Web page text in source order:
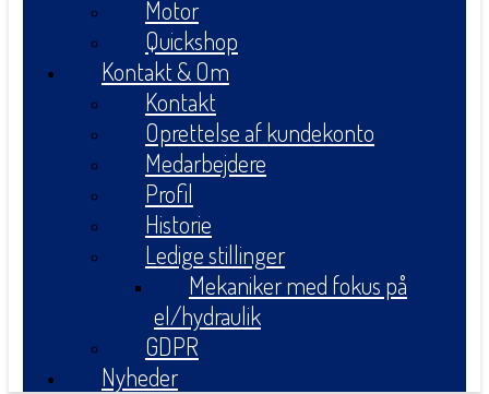
Motor
Quickshop
Kontakt & Om
Kontakt
Oprettelse af kundekonto
Medarbejdere
Profil
Historie
Ledige stillinger
Mekaniker med fokus på
el/hydraulik
GDPR
Nyheder